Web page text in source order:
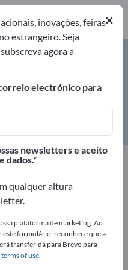
– encontre
Fabricantes5
& Óptica
na
usados – Contactos
×
inovações, feiras
estrangeiro. Seja
agora a
electrónico para
newsletters e aceito
dados.
qualquer altura
plataforma de marketing. Ao
formulário, reconhece que a
transferida para Brevo para
terms of use.